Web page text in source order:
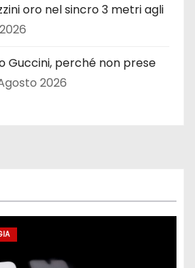
oro nel sincro 3 metri agli
Guccini, perché non prese
2026